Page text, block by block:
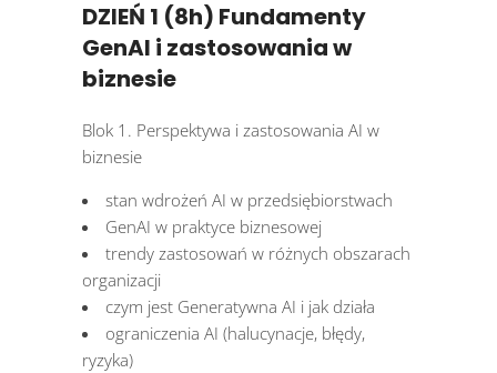
DZIEŃ 1 (8h) Fundamenty
GenAI i zastosowania w
biznesie
Blok 1. Perspektywa i zastosowania AI w
biznesie
stan wdrożeń AI w przedsiębiorstwach
GenAI w praktyce biznesowej
trendy zastosowań w różnych obszarach
organizacji
czym jest Generatywna AI i jak działa
ograniczenia AI (halucynacje, błędy,
ryzyka)